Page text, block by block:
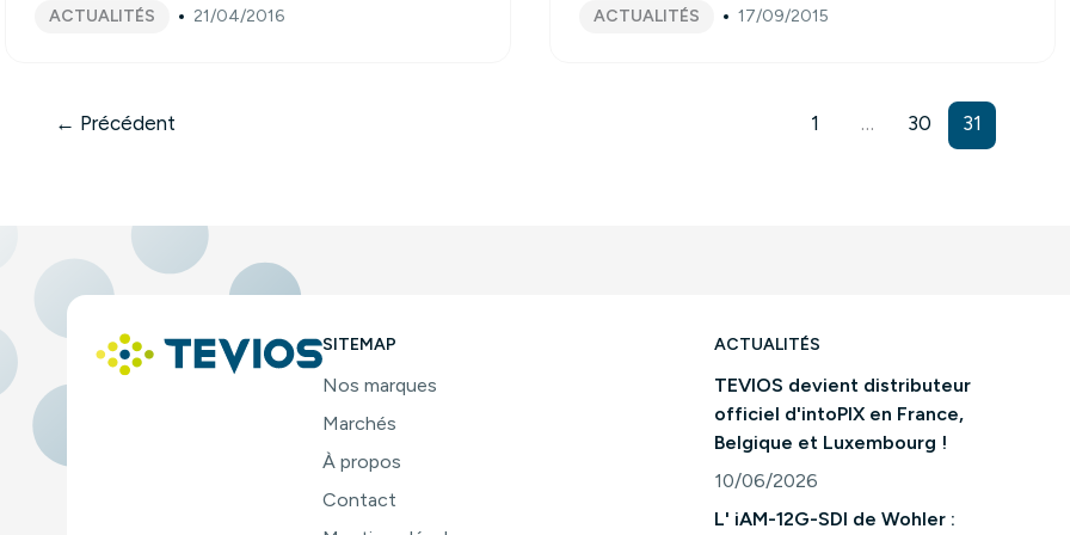
ACTUALITÉS 21/04/2016 ACTUALITÉS 17/09/2015
← Précédent 1 … 30 31
SITEMAP
Nos marques
Marchés
À propos
Contact
ACTUALITÉS
TEVIOS devient distributeur
officiel d'intoPIX en France,
Belgique et Luxembourg !
10/06/2026
Consulter l'article "TEVIOS devient
L' iAM-12G-SDI de Wohler :